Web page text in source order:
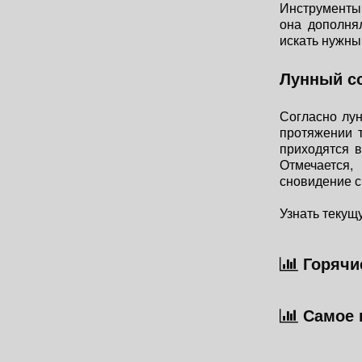
она
искать
Лунный
Согласно
протяжении
приходятся
сновидение
Узнать
Самое